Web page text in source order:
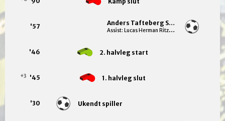
'57 Anders Tafteberg Sørensen
Assist: Lucas Herman Ritzau Lundgren
'46 2. halvleg start
'45
+3 1. halvleg slut
'30 Ukendt spiller